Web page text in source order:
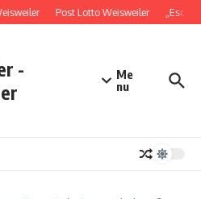
Post Lotto Weisweiler
-
Me
nu